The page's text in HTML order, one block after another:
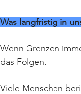
Was langfristig in
Wenn Grenzen
das Folgen.
Viele Menschen